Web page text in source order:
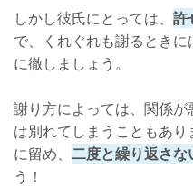
しかし彼氏にとっては、 許
で、くれぐれも謝るときに
に徹しましょう。
謝り方によっては、関係
は別れてしまうこともあ
に留め、 二度と繰り返さな
う！